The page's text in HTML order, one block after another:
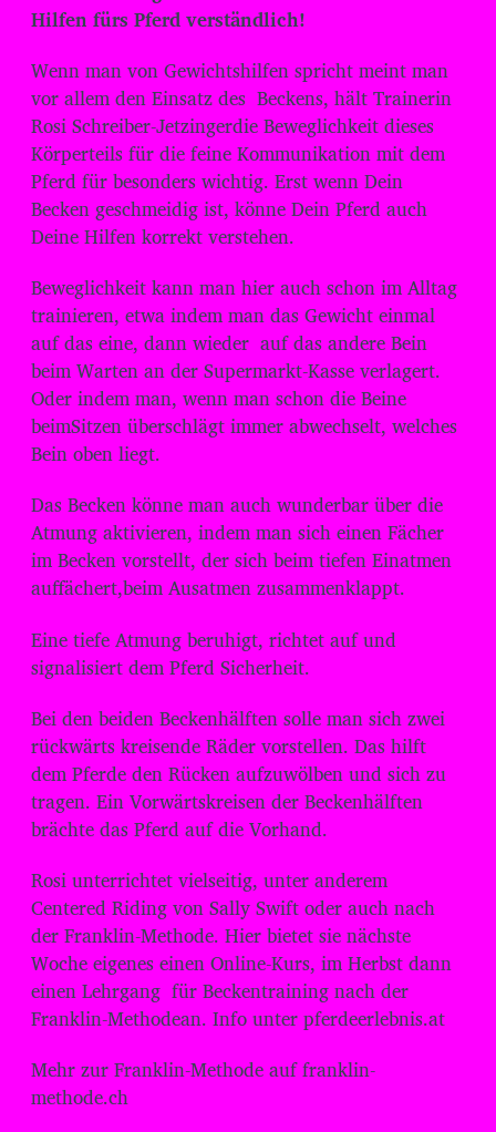
d
i
o
-
P
l
a
y
e
r
Hilfen fürs Pferd verständlich!
Wenn man von Gewichtshilfen spricht meint man
vor allem den Einsatz des Beckens, hält Trainerin
Rosi Schreiber-Jetzingerdie Beweglichkeit dieses
Körperteils für die feine Kommunikation mit dem
Pferd für besonders wichtig. Erst wenn Dein
Becken geschmeidig ist, könne Dein Pferd auch
Deine Hilfen korrekt verstehen.
Beweglichkeit kann man hier auch schon im Alltag
trainieren, etwa indem man das Gewicht einmal
auf das eine, dann wieder auf das andere Bein
beim Warten an der Supermarkt-Kasse verlagert.
Oder indem man, wenn man schon die Beine
beimSitzen überschlägt immer abwechselt, welches
Bein oben liegt.
Das Becken könne man auch wunderbar über die
Atmung aktivieren, indem man sich einen Fächer
im Becken vorstellt, der sich beim tiefen Einatmen
auffächert,beim Ausatmen zusammenklappt.
Eine tiefe Atmung beruhigt, richtet auf und
signalisiert dem Pferd Sicherheit.
Bei den beiden Beckenhälften solle man sich zwei
rückwärts kreisende Räder vorstellen. Das hilft
dem Pferde den Rücken aufzuwölben und sich zu
tragen. Ein Vorwärtskreisen der Beckenhälften
brächte das Pferd auf die Vorhand.
Rosi unterrichtet vielseitig, unter anderem
Centered Riding von Sally Swift oder auch nach
der Franklin-Methode. Hier bietet sie nächste
Woche eigenes einen Online-Kurs, im Herbst dann
einen Lehrgang für Beckentraining nach der
Franklin-Methodean. Info unter pferdeerlebnis.at
Mehr zur Franklin-Methode auf franklin-
methode.ch